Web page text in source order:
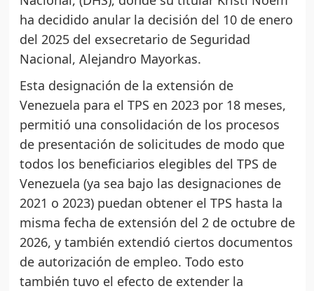
ha decidido anular la decisión del 10 de enero
del 2025 del exsecretario de Seguridad
Nacional, Alejandro Mayorkas.
Esta designación de la extensión de
Venezuela para el TPS en 2023 por 18 meses,
permitió una consolidación de los procesos
de presentación de solicitudes de modo que
todos los beneficiarios elegibles del TPS de
Venezuela (ya sea bajo las designaciones de
2021 o 2023) puedan obtener el TPS hasta la
misma fecha de extensión del 2 de octubre de
2026, y también extendió ciertos documentos
de autorización de empleo. Todo esto
también tuvo el efecto de extender la